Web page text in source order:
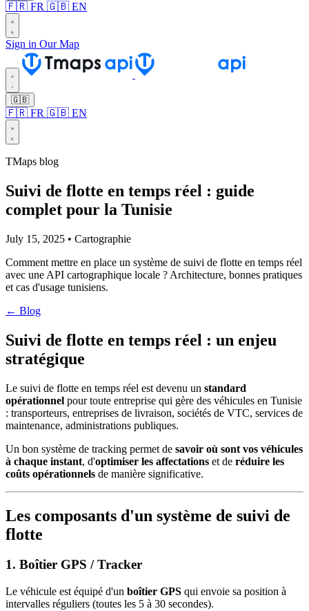
🇫🇷 FR 🇬🇧 EN
Sign in Our Map
🇬🇧
🇫🇷 FR 🇬🇧 EN
TMaps blog
Suivi de flotte en temps réel : guide
complet pour la Tunisie
July 15, 2025 • Cartographie
Comment mettre en place un système de suivi de flotte en temps réel
avec une API cartographique locale ? Architecture, bonnes pratiques
et cas d'usage tunisiens.
← Blog
Suivi de flotte en temps réel : un enjeu
stratégique
Le suivi de flotte en temps réel est devenu un standard
opérationnel pour toute entreprise qui gère des véhicules en Tunisie
: transporteurs, entreprises de livraison, sociétés de VTC, services de
maintenance, administrations publiques.
Un bon système de tracking permet de savoir où sont vos véhicules
à chaque instant, d'optimiser les affectations et de réduire les
coûts opérationnels de manière significative.
Les composants d'un système de suivi de
flotte
1. Boîtier GPS / Tracker
Le véhicule est équipé d'un boîtier GPS qui envoie sa position à
intervalles réguliers (toutes les 5 à 30 secondes).